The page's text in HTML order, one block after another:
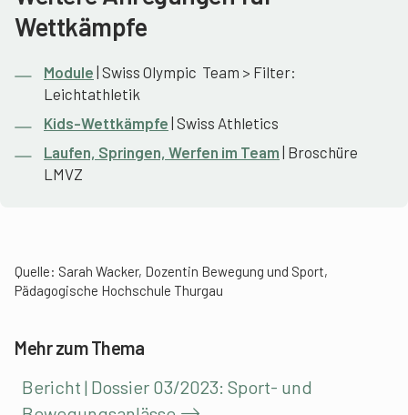
Wettkämpfe
Module | Swiss Olympic Team > Filter:
Leichtathletik
Kids-Wettkämpfe | Swiss Athletics
Laufen, Springen, Werfen im Team | Broschüre
LMVZ
Quelle: Sarah Wacker, Dozentin Bewegung und Sport,
Pädagogische Hochschule Thurgau
Mehr zum Thema
Bericht | Dossier 03/2023: Sport- und